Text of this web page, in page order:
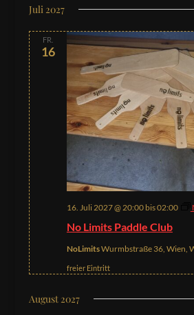
Juli 2027
FR.
16
No Limits Paddle Club
16. Juli 2027 @ 20:00bis02:00
NoLimitsWurmbstraße 36, Wien,
freier Eintritt
August 2027